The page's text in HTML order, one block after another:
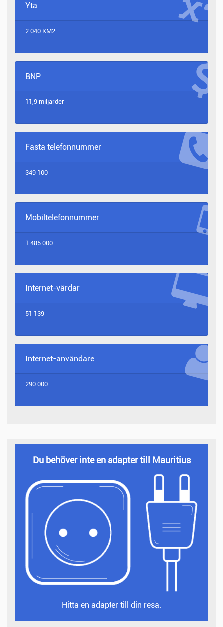
Yta
2 040 KM2
BNP
11,9 miljarder
Fasta telefonnummer
349 100
Mobiltelefonnummer
1 485 000
Internet-värdar
51 139
Internet-användare
290 000
Du behöver inte en adapter till Mauritius
Hitta en adapter till din resa.